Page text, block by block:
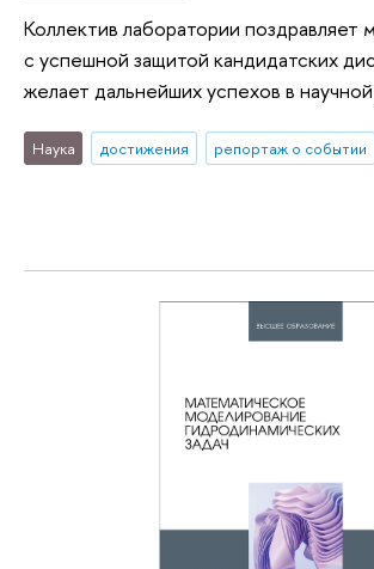
Коллектив лаборатории поздравляет
с успешной защитой кандидатских
желает дальнейших успехов в
Наука достижения репортаж о событии